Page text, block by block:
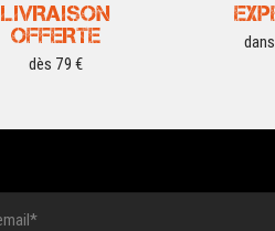
LIVRAISON
OFFERTE
dès 79 €